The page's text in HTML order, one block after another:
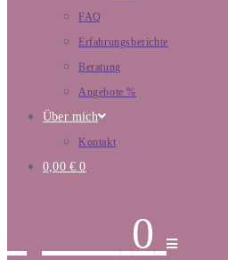
FAQ
Erfahrungsberichte
Beratung
Angebote %
Über mich
Kontakt
0,00 € 0
0